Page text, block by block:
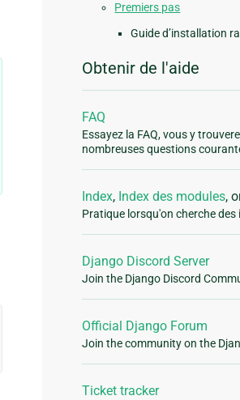
Premiers pas
Guide d’installation
Obtenir de l'aide
FAQ
Essayez la FAQ, vous y
nombreuses questions
Index, Index des modules,
Pratique lorsqu'on cherche
Django Discord Server
Join the Django Discord
Official Django Forum
Join the community on the
Ticket tracker